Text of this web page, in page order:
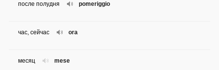
pomeriggio
после полудня
ora
час, сейчас
mese
месяц